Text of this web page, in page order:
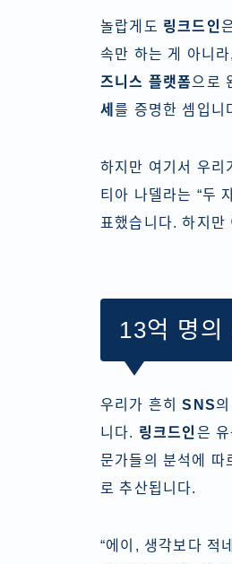
놀랍게도 링크드인
속만 하는 게 아니
즈니스 플랫폼 으로
세를 증명한 셈입니
하지만 여기서 우
티아 나델라는 “두
표했습니다. 하지
13억 명의
우리가 흔히SNS
니다. 링크드인 은
문가들의 분석에
로 추산됩니다.
“에이, 생각보다 적